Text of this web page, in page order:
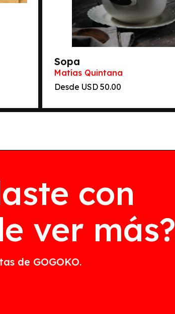
Sopa
Matías Quintana
Desde
50.00
con
ver más?
de GOGOKO.